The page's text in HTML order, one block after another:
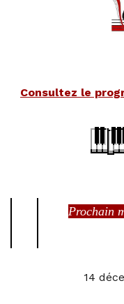
Consultez le
Prochain
14